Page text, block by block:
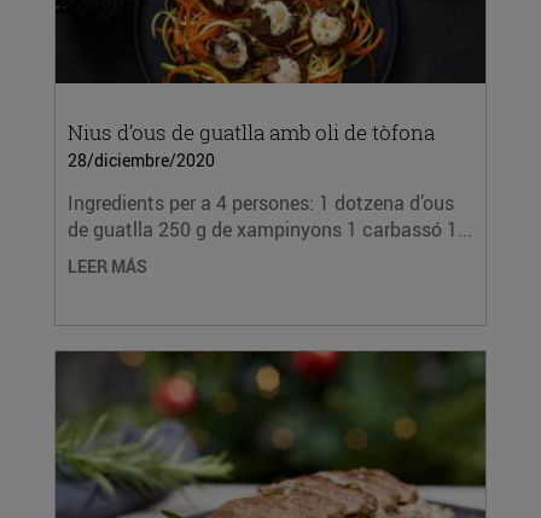
Nius d’ous de guatlla amb oli de tòfona
28/diciembre/2020
Ingredients per a 4 persones: 1 dotzena d’ous
de guatlla 250 g de xampinyons 1 carbassó 1...
LEER MÁS